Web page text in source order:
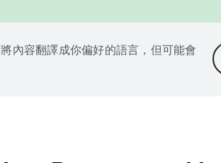
內容翻譯成你偏好的語言，但可能會